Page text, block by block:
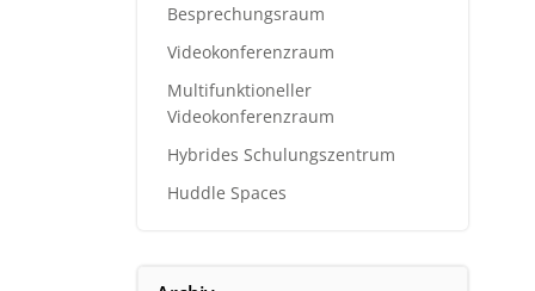
Besprechungsraum
Videokonferenzraum
Multifunktioneller
Videokonferenzraum
Hybrides Schulungszentrum
Huddle Spaces